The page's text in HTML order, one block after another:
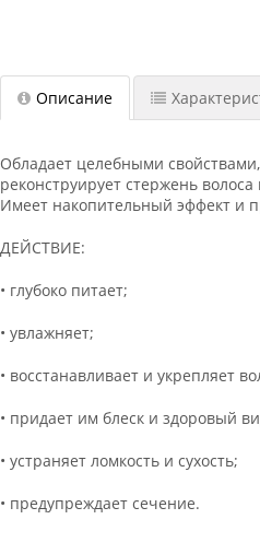
Описание
Обладает целебными
реконструирует стержень
Имеет накопительный эффект и
ДЕЙСТВИЕ:
• глубоко питает;
• увлажняет;
• восстанавливает и укрепляет
• придает им блеск и здоровый
• устраняет ломкость и сухость;
• предупреждает сечение.